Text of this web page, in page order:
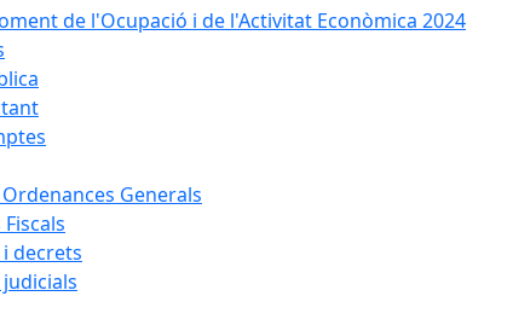
de l'Ocupació i de l'Activitat Econòmica 2024
Generals
decrets